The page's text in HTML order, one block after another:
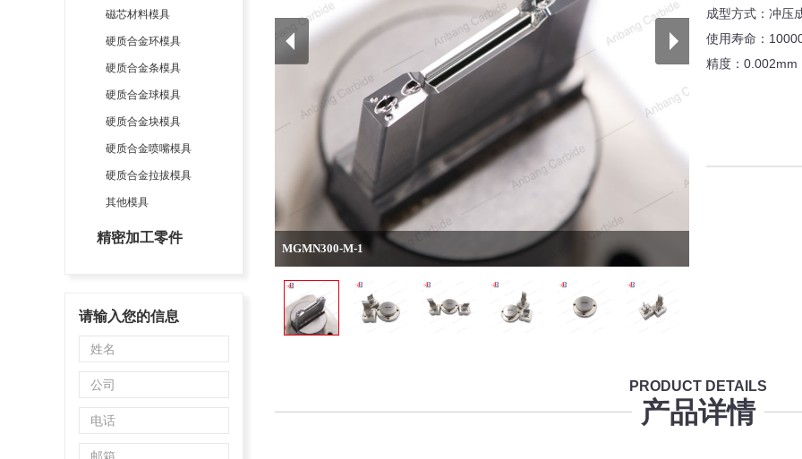
磁芯材料模具
硬质合金环模具
硬质合金条模具
硬质合金球模具
硬质合金块模具
硬质合金喷嘴模具
硬质合金拉拔模具
其他模具
精密加工零件
请输入您的信息
MGMN300-M-1
成型方式：冲压
使用寿命：
精度：0.002mm
PRODUCT DETAILS
产品详情